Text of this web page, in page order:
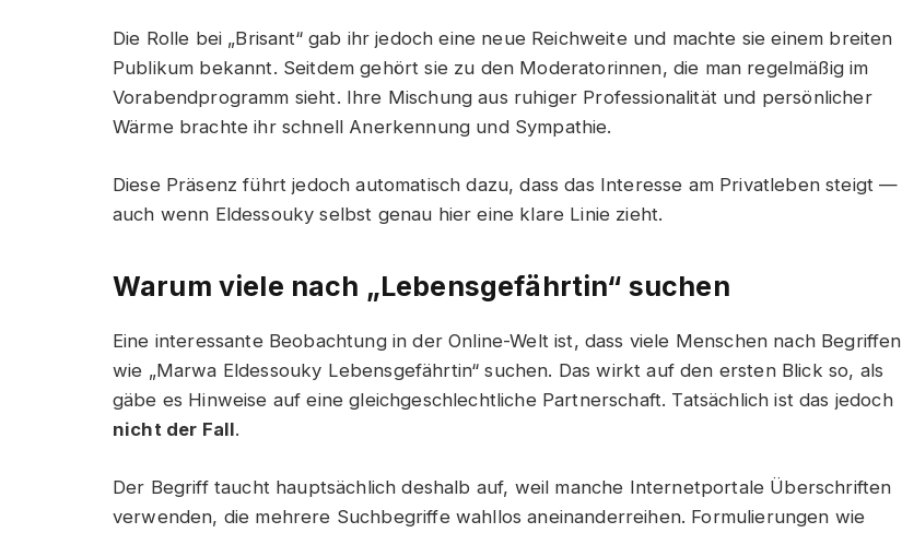
Die Rolle bei „Brisant“ gab ihr jedoch eine neue Reichweite und machte sie einem breiten
Publikum bekannt. Seitdem gehört sie zu den Moderatorinnen, die man regelmäßig im
Vorabendprogramm sieht. Ihre Mischung aus ruhiger Professionalität und persönlicher
Wärme brachte ihr schnell Anerkennung und Sympathie.
Diese Präsenz führt jedoch automatisch dazu, dass das Interesse am Privatleben steigt —
auch wenn Eldessouky selbst genau hier eine klare Linie zieht.
Warum viele nach „Lebensgefährtin“ suchen
Eine interessante Beobachtung in der Online-Welt ist, dass viele Menschen nach Begriffen
wie „Marwa Eldessouky Lebensgefährtin“ suchen. Das wirkt auf den ersten Blick so, als
gäbe es Hinweise auf eine gleichgeschlechtliche Partnerschaft. Tatsächlich ist das jedoch
nicht der Fall.
Der Begriff taucht hauptsächlich deshalb auf, weil manche Internetportale Überschriften
verwenden, die mehrere Suchbegriffe wahllos aneinanderreihen. Formulierungen wie